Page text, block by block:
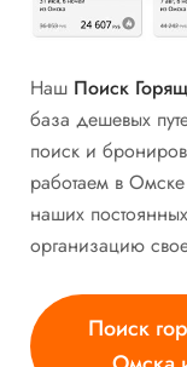
Наш Поиск
база дешевых
поиск и
работаем в
наших
организацию
Поиск